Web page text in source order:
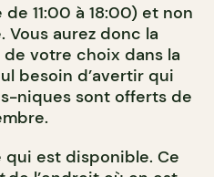
11:00 à 18:00) et non
aurez donc la
votre choix dans la
besoin d’avertir qui
niques sont offerts de
qui est disponible. Ce